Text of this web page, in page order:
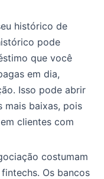
histórico de
pode
que você
em dia,
Isso pode abrir
mais baixas, pois
clientes com
costumam
Os bancos